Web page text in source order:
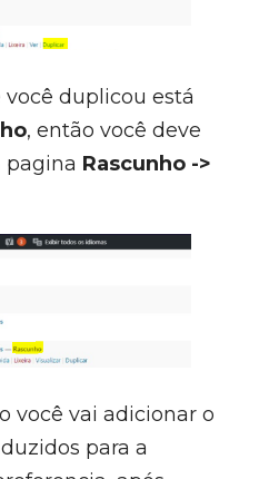
duplicou está
, então você deve
pagina Rascunho ->
você vai adicionar o
para a